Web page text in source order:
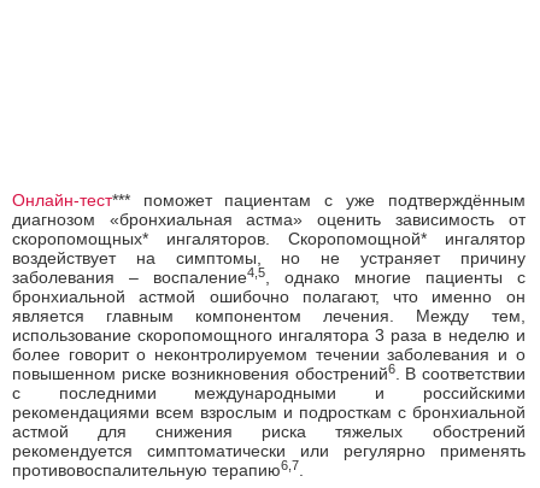
Онлайн-тест*** поможет пациентам с уже подтверждённым
диагнозом «бронхиальная астма» оценить зависимость от
скоропомощных* ингаляторов. Скоропомощной* ингалятор
воздействует на симптомы, но не устраняет причину
заболевания – воспаление4,5, однако многие пациенты с
бронхиальной астмой ошибочно полагают, что именно он
является главным компонентом лечения. Между тем,
использование скоропомощного ингалятора 3 раза в неделю и
более говорит о неконтролируемом течении заболевания и о
повышенном риске возникновения обострений6. В соответствии
с последними международными и российскими
рекомендациями всем взрослым и подросткам с бронхиальной
астмой для снижения риска тяжелых обострений
рекомендуется симптоматически или регулярно применять
противовоспалительную терапию6,7